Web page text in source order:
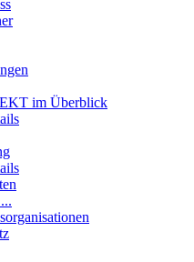
im Überblick